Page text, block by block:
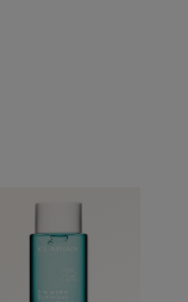
Haut